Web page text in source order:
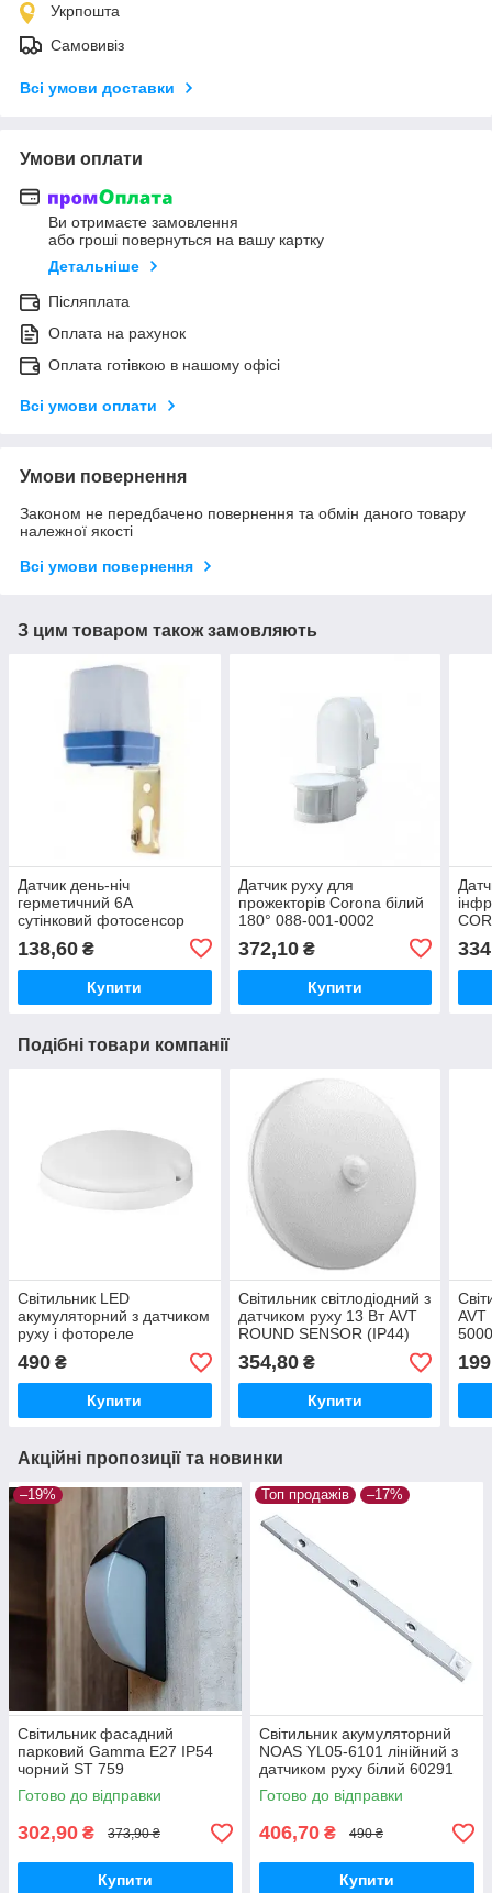
Укрпошта
Самовивіз
Всі умови доставки
Умови оплати
Ви отримаєте замовлення
або гроші повернуться на вашу картку
Детальніше
Післяплата
Оплата на рахунок
Оплата готівкою в нашому офісі
Всі умови оплати
Умови повернення
Законом не передбачено повернення та обмін даного товару
належної якості
Всі умови повернення
З цим товаром також замовляють
Датчик день-ніч
герметичний 6А
сутінковий фотосенсор
138,60 ₴
Купити
Датчик руху для
прожекторів Corona білий
180° 088-001-0002
372,10₴
Купити
Подібні товари компанії
Світильник LED
акумуляторний з датчиком
руху і фотореле
Євросвітло CLB-01 круг
IP65 10Вт 6400K 59869
490 ₴
Купити
Світильник світлодіодний з
датчиком руху 13 Вт AVT
ROUND SENSOR (IP44)
124/1
354,80₴
Купити
AVT
Акційні пропозиції та новинки
–19%
Світильник фасадний
парковий Gamma E27 IP54
чорний ST 759
Готово до відправки
302,90 ₴ 373,90 ₴
Купити
Топ продажів –17%
Світильник акумуляторний
NOAS YL05-6101 лінійний з
датчиком руху білий 60291
Готово до відправки
406,70 ₴ 490 ₴
Купити